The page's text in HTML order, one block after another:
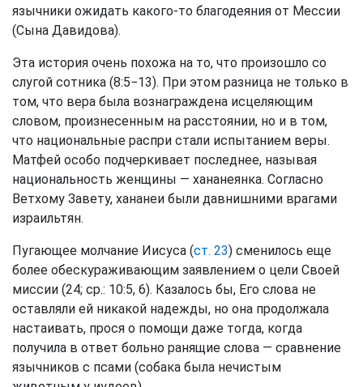
язычники ожидать какого-то благодеяния от Мессии
(Сына Давидова).
Эта история очень похожа на то, что произошло со
слугой сотника (8:5−13). При этом разница не только в
том, что вера была вознаграждена исцеляющим
словом, произнесенным на расстоянии, но и в том,
что национальные распри стали испытанием веры.
Матфей особо подчеркивает последнее, называя
национальность женщины — хананеянка. Согласно
Ветхому Завету, хананеи были давнишними врагами
израильтян.
Пугающее молчание Иисуса (ст. 23) сменилось еще
более обескураживающим заявлением о цели Своей
миссии (24; ср.: 10:5, 6). Казалось бы, Его слова не
оставляли ей никакой надежды, но она продолжала
настаивать, прося о помощи даже тогда, когда
получила в ответ больно ранящие слова — сравнение
язычников с псами (собака была нечистым